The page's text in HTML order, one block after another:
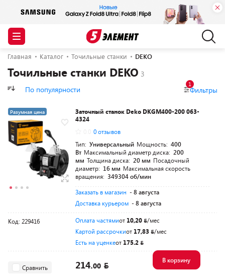
Главная Каталог Точильные станки DEKO
Точильные станки DEKO
По популярности Фильтры
1
Разумная цена
Заточный станок Deko DKGM400-200 063-
4324
0 отзывов
Тип: Универсальный Мощность: 400
Вт Максимальный диаметр диска: 200
мм Толщина диска: 20 мм Посадочный
диаметр: 16 мм Максимальная скорость
вращения: 349304 об/мин
Заказать в магазин - 8 августа
Доставка курьером - 8 августа
Код: 229416 Оплата частямиот 10,20
/мес
Картой рассрочкиот 17,83
/мес
Есть на уценкеот 175.2
Сравнить 214.00
В корзину